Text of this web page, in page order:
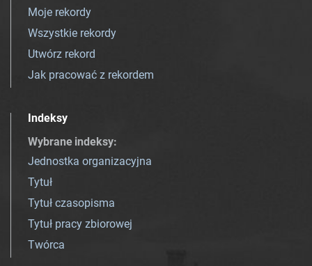
Moje rekordy
Wszystkie rekordy
Utwórz rekord
Jak pracować z rekordem
Indeksy
Wybrane indeksy:
Jednostka organizacyjna
Tytuł
Tytuł czasopisma
Tytuł pracy zbiorowej
Twórca